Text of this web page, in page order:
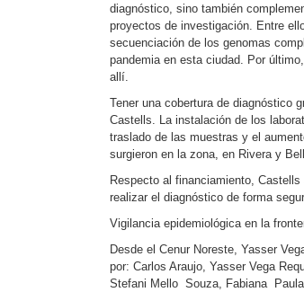
diagnóstico, sino también
proyectos de investigación. Entre
secuenciación de los genomas
pandemia en esta ciudad. Por
allí.
Tener una cobertura de diagnóstico
Castells. La instalación de los
traslado de las muestras y el
surgieron en la zona, en Rivera y
Respecto al financiamiento,
realizar el diagnóstico de forma
Vigilancia epidemiológica en la
Desde el Cenur Noreste, Yasser
por: Carlos Araujo, Yasser Vega
Stefani Mello Souza, Fabiana